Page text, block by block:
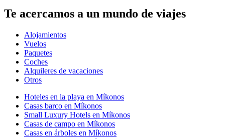
Te acercamos a un mundo de viajes
Alojamientos
Vuelos
Paquetes
Coches
Alquileres de vacaciones
Otros
Hoteles en la playa en Míkonos
Casas barco en Míkonos
Small Luxury Hotels en Míkonos
Casas de campo en Míkonos
Casas en árboles en Míkonos